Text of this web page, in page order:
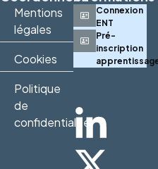
Mentions
légales
Cookies
Politique
de
confidentialité
Connexion
ENT
Pré-
inscription